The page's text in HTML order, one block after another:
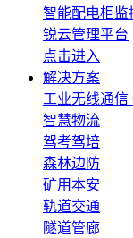
智能配电柜监
锐云管理平台
点击进入
解决方案
工业无线通信
智慧物流
驾考驾培
森林边防
矿用本安
轨道交通
隧道管廊